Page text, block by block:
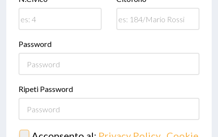
Password
Ripeti Password